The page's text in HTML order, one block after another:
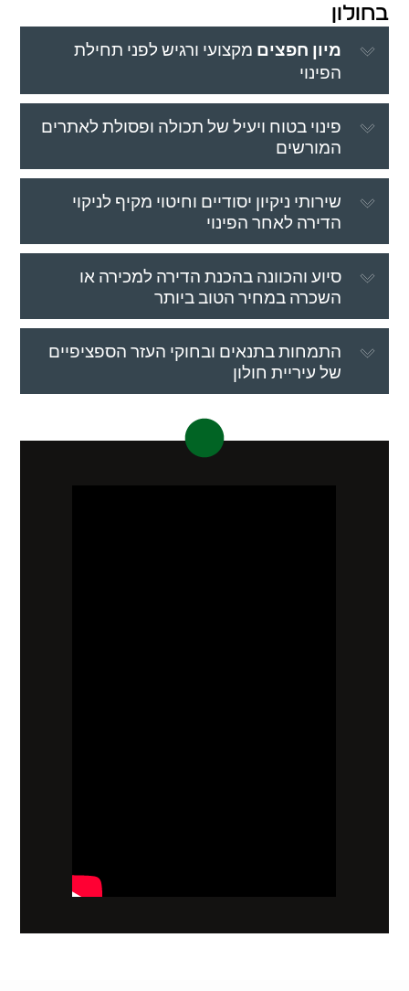
בחולון
מיון חפצים מקצועי ורגיש לפני תחילת
הפינוי
פינוי בטוח ויעיל של תכולה ופסולת לאתרים
המורשים
שירותי ניקיון יסודיים וחיטוי מקיף לניקוי
הדירה לאחר הפינוי
סיוע והכוונה בהכנת הדירה למכירה או
השכרה במחיר הטוב ביותר
התמחות בתנאים ובחוקי העזר הספציפיים
של עיריית חולון